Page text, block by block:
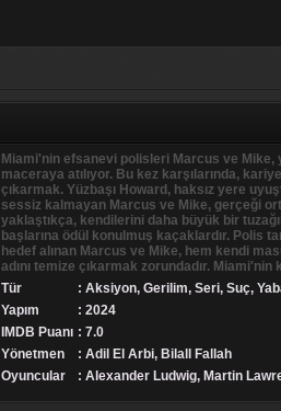
Miami'nin efsanevi polisleri Marcus ve Mike,
maceraya atılıyor. Bu kez karşılarında,
çıkarmak. Yüzbaşı Howard, haksız yere
sessiz kalmayan Marcus ve Mike, gerçeği
yaklaştıkça, kendilerini daha büyük bir
başlarına ödül konulmuş kaçaklardır. Polis
hedef alınan Marcus ve Mike, hem kendi
adını temize çıkarmak zorundadır.
Tür
: Aksiyon, Gerilim, Seri, Suç,
Yapım
: 2024
IMDB Puanı : 7.0
Yönetmen
: Adil El Arbi, Bilall Fallah
Oyuncular
: Alexander Ludwig, Martin